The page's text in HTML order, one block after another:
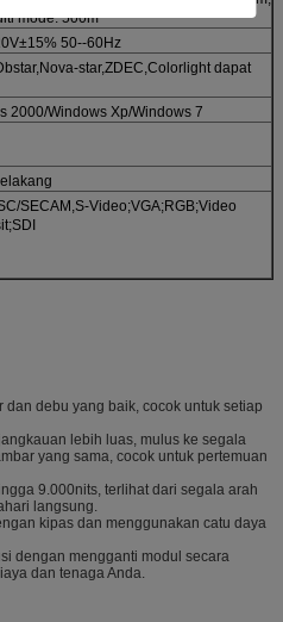
mode: 500m
50--60Hz
star,ZDEC,Colorlight dapat
2000/Windows Xp/Windows 7
SECAM,S-Video;VGA;RGB;Video
dan debu yang baik, cocok untuk setiap
lebih luas, mulus ke segala
yang sama, cocok untuk pertemuan
9.000nits, terlihat dari segala arah
langsung.
kipas dan menggunakan catu daya
dengan mengganti modul secara
dan tenaga Anda.